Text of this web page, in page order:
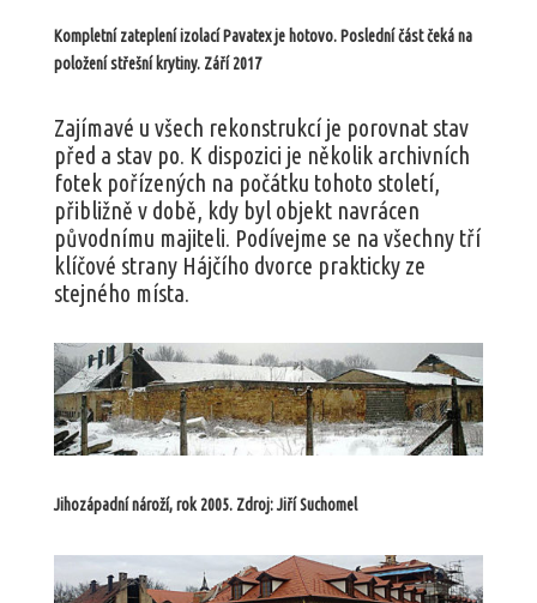
Kompletní zateplení izolací Pavatex je hotovo. Poslední část čeká na
položení střešní krytiny. Září 2017
Zajímavé u všech rekonstrukcí je porovnat stav
před a stav po. K dispozici je několik archivních
fotek pořízených na počátku tohoto století,
přibližně v době, kdy byl objekt navrácen
původnímu majiteli. Podívejme se na všechny tří
klíčové strany Hájčího dvorce prakticky ze
stejného místa.
Jihozápadní nároží, rok 2005. Zdroj: Jiří Suchomel